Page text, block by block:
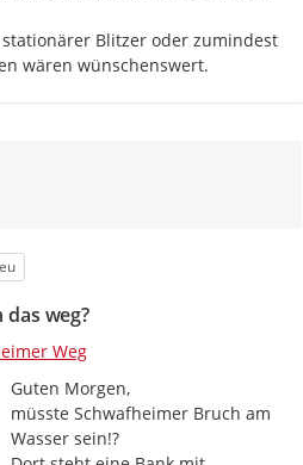
Blitzer oder zumindest
wären wünschenswert.
weg?
Weg
Guten Morgen,
müsste Schwafheimer Bruch am
Wasser sein!?